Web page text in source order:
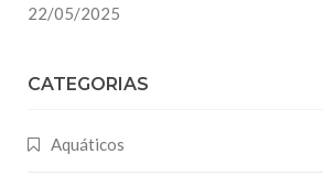
22/05/2025
CATEGORIAS
Aquáticos